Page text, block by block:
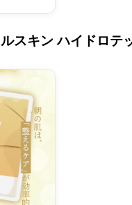
スキン ハイドロテ